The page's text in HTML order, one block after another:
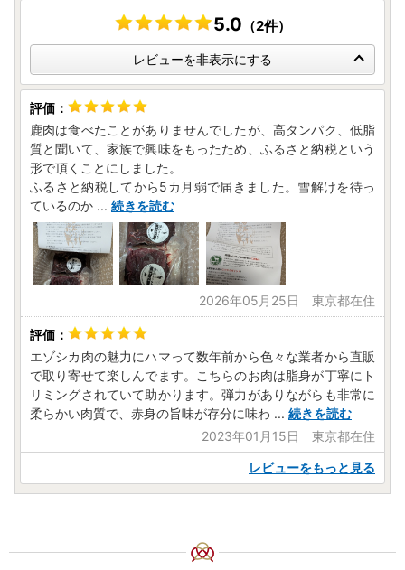
5.0 （2件）
レビューを非表示にする
鹿肉は食べたことがありませんでしたが、高タンパク、低脂
質と聞いて、家族で興味をもったため、ふるさと納税という
形で頂くことにしました。
ふるさと納税してから5カ月弱で届きました。雪解けを待っ
ているのか ... 続きを読む
2026年05月25日 東京都在住
エゾシカ肉の魅力にハマって数年前から色々な業者から直販
で取り寄せて楽しんでます。こちらのお肉は脂身が丁寧にト
リミングされていて助かります。弾力がありながらも非常に
柔らかい肉質で、赤身の旨味が存分に味わ ... 続きを読む
2023年01月15日 東京都在住
レビューをもっと見る